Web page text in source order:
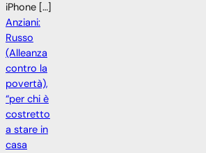
iPhone […]
Anziani:
Russo
(Alleanza
contro la
povertà),
“per chi è
costretto
a stare in
casa